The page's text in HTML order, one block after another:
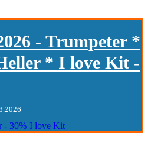
- Trumpeter *
* I love Kit -
- 30% I love Kit